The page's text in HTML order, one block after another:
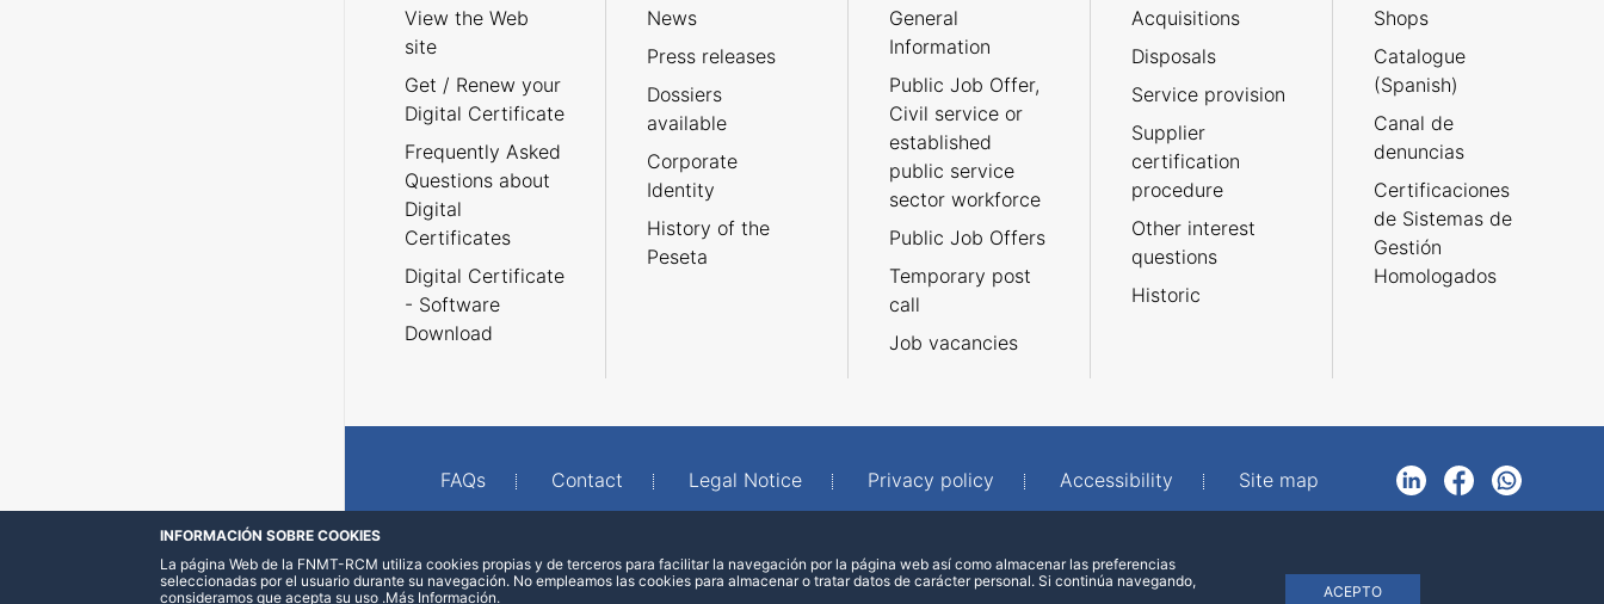
View the Web
site
Get / Renew your
Digital Certificate
Frequently Asked
Questions about
Digital
Certificates
Digital Certificate
- Software
Download
News
Press releases
Dossiers
available
Corporate
Identity
History of the
Peseta
General
Information
Public Job Offer,
Civil service or
established
public service
sector workforce
Public Job Offers
Temporary post
call
Job vacancies
Acquisitions
Disposals
Service provision
Supplier
certification
procedure
Other interest
questions
Historic
Shops
Catalogue
(Spanish)
Canal de
denuncias
Certificaciones
de Sistemas de
Gestión
Homologados
FAQs Contact Legal Notice Privacy policy Accessibility Site map
LinkedInFacebookWhatsApp
INFORMACIÓN SOBRE COOKIES
La página Web de la FNMT-RCM utiliza cookies propias y de terceros para facilitar la navegación por la página web así como almacenar las preferencias
seleccionadas por el usuario durante su navegación. No empleamos las cookies para almacenar o tratar datos de carácter personal. Si continúa navegando,
consideramos que acepta su uso
ACEPTO
.Más Información.